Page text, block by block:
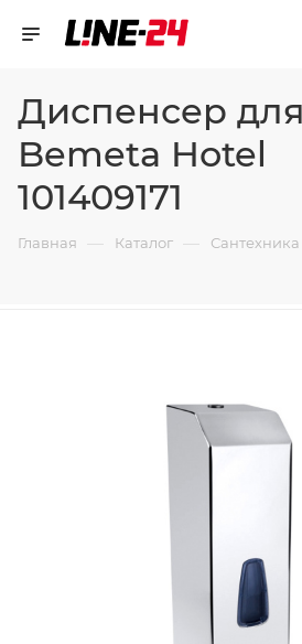
Диспенсер
Bemeta Hotel
101409171
Главная — Каталог — Сантехника